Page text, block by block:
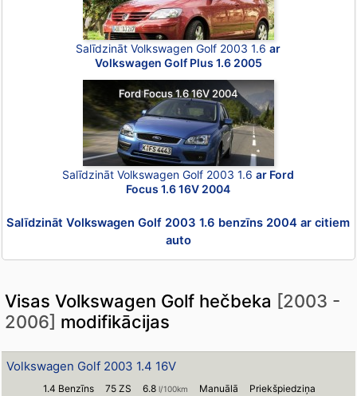
Salīdzināt Volkswagen Golf 2003 1.6ar
Volkswagen Golf Plus 1.6 2005
Ford Focus 1.6 16V 2004
Salīdzināt Volkswagen Golf 2003 1.6ar Ford
Focus 1.6 16V 2004
Salīdzināt Volkswagen Golf 2003 1.6 benzīns 2004 ar citiem
auto
Visas Volkswagen Golf hečbeka [2003 -
2006] modifikācijas
Volkswagen Golf 2003 1.4 16V
1.4 Benzīns 75 ZS 6.8 l/100km Manuālā Priekšpiedziņa